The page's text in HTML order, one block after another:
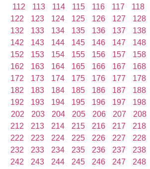
112
113 114 115 116 117 118
122
123 124 125 126 127 128
132
133 134 135 136 137 138
142
143 144 145 146 147 148
152
153 154 155 156 157 158
162
163 164 165 166 167 168
172
173 174 175 176 177 178
182
183 184 185 186 187 188
192
193 194 195 196 197 198
202
203 204 205 206 207 208
212
213 214 215 216 217 218
222
223 224 225 226 227 228
232
233 234 235 236 237 238
242
243 244 245 246 247 248